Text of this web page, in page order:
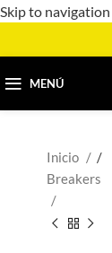
Skip to navigation
MENÚ
Inicio
/
Breakers